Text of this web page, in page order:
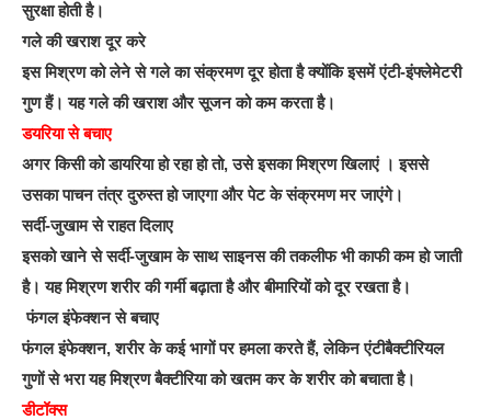
सुरक्षा होती है।
गले की खराश दूर करे
इस मिश्रण को लेने से गले का संक्रमण दूर होता है क्‍योंकि इसमें एंटी-इंफ्लेमेटरी
गुण हैं। यह गले की खराश और सूजन को कम करता है।
डयरिया से बचाए
अगर किसी को डायरिया हो रहा हो तो, उसे इसका मिश्रण खिलाएं । इससे
उसका पाचन तंत्र दुरुस्‍त हो जाएगा और पेट के संक्रमण मर जाएंगे।
सर्दी-जुखाम से राहत दिलाए
इसको खाने से सर्दी-जुखाम के साथ साइनस की तकलीफ भी काफी कम हो जाती
है। यह मिश्रण शरीर की गर्मी बढ़ाता है और बीमारियों को दूर रखता है।
फंगल इंफेक्‍शन से बचाए
फंगल इंफेक्‍शन, शरीर के कई भागों पर हमला करते हैं, लेकिन एंटीबैक्‍टीरियल
गुणों से भरा यह मिश्रण बैक्‍टीरिया को खतम कर के शरीर को बचाता है।
डीटॉक्‍स